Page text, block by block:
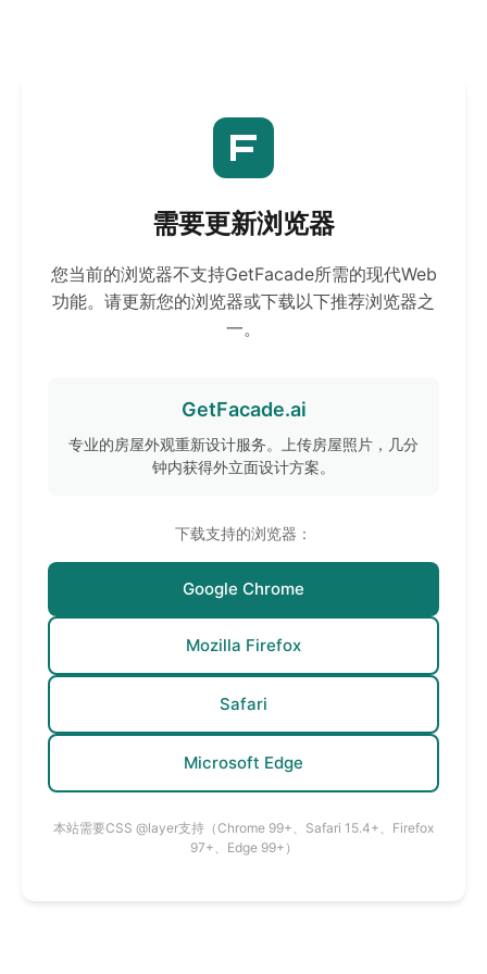
需要更新浏览器
您当前的浏览器不支持GetFacade所需的现代Web
功能。请更新您的浏览器或下载以下推荐浏览器之
一。
GetFacade.ai
专业的房屋外观重新设计服务。上传房屋照片，几分
钟内获得外立面设计方案。
下载支持的浏览器：
Google Chrome
Mozilla Firefox
Safari
Microsoft Edge
本站需要CSS @layer支持（Chrome 99+、Safari 15.4+、Firefox
97+、Edge 99+）